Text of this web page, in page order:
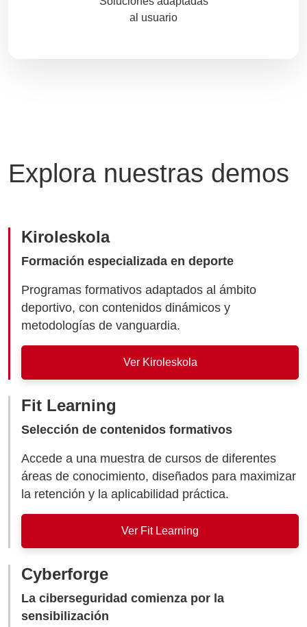
al usuario
Explora nuestras demos
Kiroleskola
Formación especializada en deporte
Programas formativos adaptados al ámbito
deportivo, con contenidos dinámicos y
metodologías de vanguardia.
Ver Kiroleskola
Fit Learning
Selección de contenidos formativos
Accede a una muestra de cursos de diferentes
áreas de conocimiento, diseñados para maximizar
la retención y la aplicabilidad práctica.
Ver Fit Learning
Cyberforge
La ciberseguridad comienza por la
sensibilización